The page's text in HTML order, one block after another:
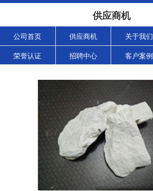
供应商机
公司首页 供应商机 关于我们
荣誉认证 招聘中心 客户案例